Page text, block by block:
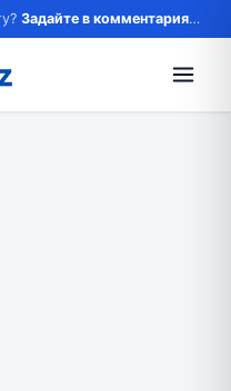
Задайте в комментариях — ответим!